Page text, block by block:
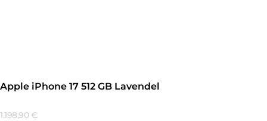
Apple iPhone 17 512 GB Lavendel
1.198,90 €